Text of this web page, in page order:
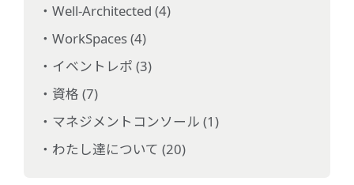
Well-Architected (4)
WorkSpaces (4)
イベントレポ (3)
資格 (7)
マネジメントコンソール (1)
わたし達について (20)